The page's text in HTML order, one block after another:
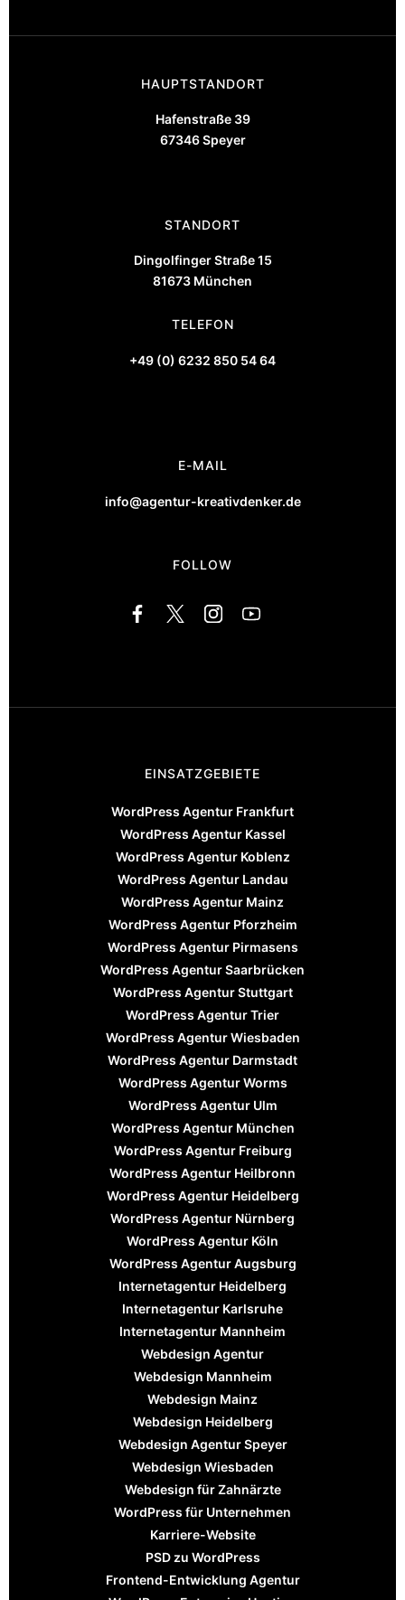
HAUPTSTANDORT
Hafenstraße 39
67346 Speyer
STANDORT
Dingolfinger Straße 15
81673 München
TELEFON
+49 (0) 6232 850 54 64
E-MAIL
info@agentur-kreativdenker.de
FOLLOW
EINSATZGEBIETE
WordPress Agentur Frankfurt
WordPress Agentur Kassel
WordPress Agentur Koblenz
WordPress Agentur Landau
WordPress Agentur Mainz
WordPress Agentur Pforzheim
WordPress Agentur Pirmasens
WordPress Agentur Saarbrücken
WordPress Agentur Stuttgart
WordPress Agentur Trier
WordPress Agentur Wiesbaden
WordPress Agentur Darmstadt
WordPress Agentur Worms
WordPress Agentur Ulm
WordPress Agentur München
WordPress Agentur Freiburg
WordPress Agentur Heilbronn
WordPress Agentur Heidelberg
WordPress Agentur Nürnberg
WordPress Agentur Köln
WordPress Agentur Augsburg
Internetagentur Heidelberg
Internetagentur Karlsruhe
Internetagentur Mannheim
Webdesign Agentur
Webdesign Mannheim
Webdesign Mainz
Webdesign Heidelberg
Webdesign Agentur Speyer
Webdesign Wiesbaden
Webdesign für Zahnärzte
WordPress für Unternehmen
Karriere-Website
PSD zu WordPress
Frontend-Entwicklung Agentur